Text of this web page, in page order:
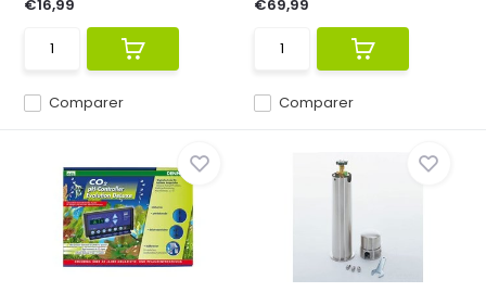
Comparer
€16,99
Comparer
€69,99